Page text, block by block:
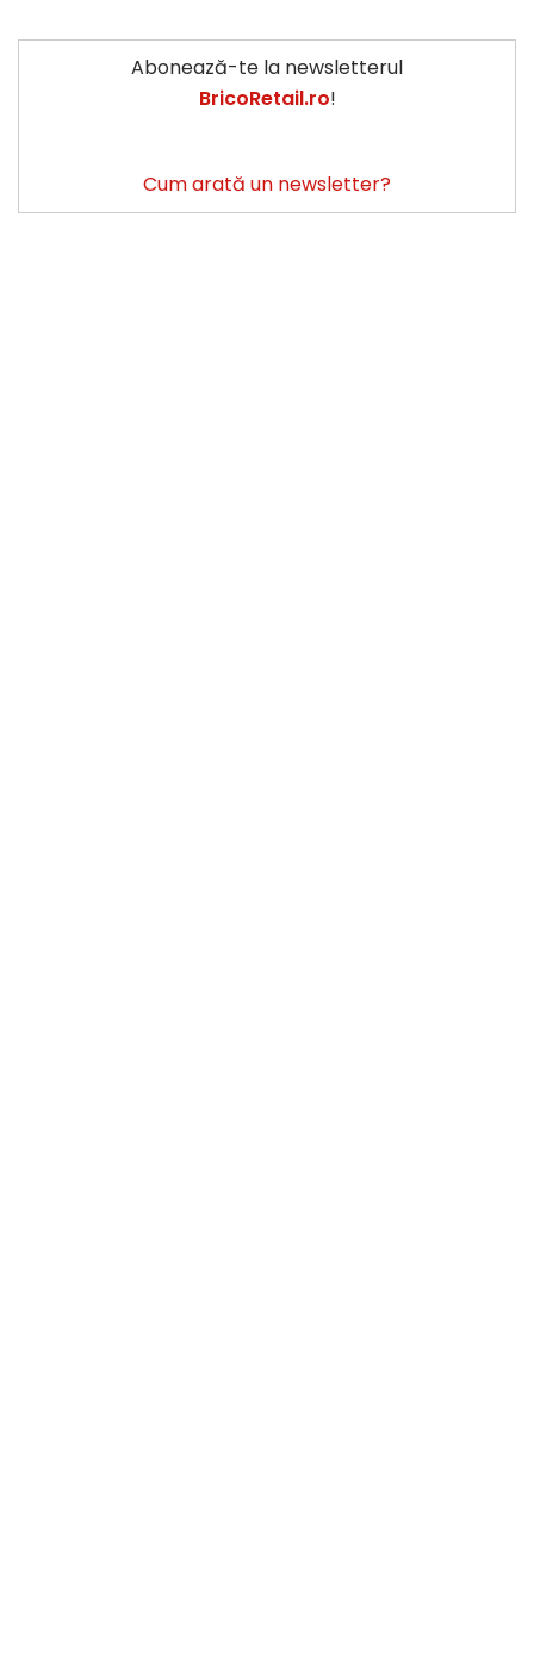
Abonează-te la newsletterul
BricoRetail.ro!
Cum arată un newsletter?